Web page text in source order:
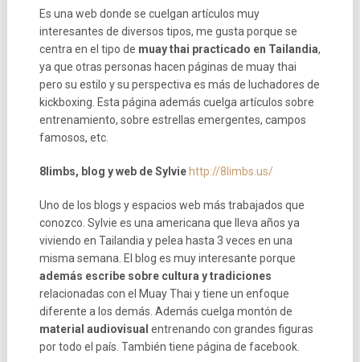
Es una web donde se cuelgan artículos muy
interesantes de diversos tipos, me gusta porque se
centra en el tipo de muay thai practicado en Tailandia,
ya que otras personas hacen páginas de muay thai
pero su estilo y su perspectiva es más de luchadores de
kickboxing. Esta página además cuelga artículos sobre
entrenamiento, sobre estrellas emergentes, campos
famosos, etc.
8limbs, blog y web de Sylvie http://8limbs.us/
Uno de los blogs y espacios web más trabajados que
conozco. Sylvie es una americana que lleva años ya
viviendo en Tailandia y pelea hasta 3 veces en una
misma semana. El blog es muy interesante porque
además escribe sobre cultura y tradiciones
relacionadas con el Muay Thai y tiene un enfoque
diferente a los demás. Además cuelga montón de
material audiovisual entrenando con grandes figuras
por todo el país. También tiene página de facebook.